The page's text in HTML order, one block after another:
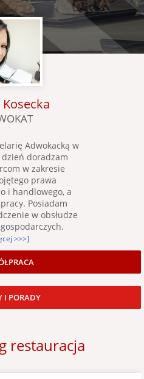
Adwokacką w
dzień doradzam
w zakresie
prawa
i handlowego, a
Posiadam
w obsłudze
>>>]
I PORADY
restauracja